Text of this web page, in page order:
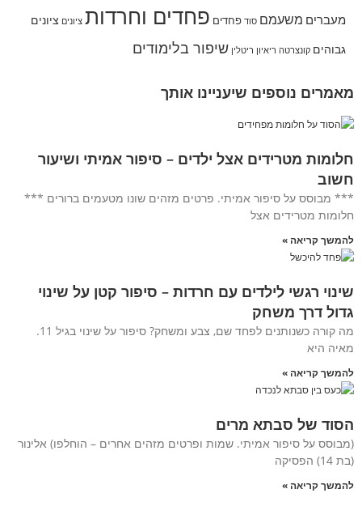
מעברים משעמם סוד פחדים פחדים וחרדות ציונים ציונים
גבוהים קונצרטה ריאיון ריטלין שיפור בלימודים
מאמרים נוספים שיעניינו אותך
חלומות מטרידים אצל ילדים – סיפור אמיתי ושיעור
חשוב
*** מבוסס על סיפור אמיתי. פרטים מזהים שונו מטעמים ברורים ***
חלומות מטרידים אצל
להמשך קריאה »
שינוי רגשי לילדים עם חרדות – סיפור קטן על שינוי
גדול דרך משחק
מה קורה כשנותנים לפחד שם, צבע ומשחק? סיפור על שינוי בגיל 11.
מאיה היא
להמשך קריאה »
הסוד של סבתא מרים
(מבוסס על סיפור אמיתי. שמות ופרטים מזהים אחרים – הוחלפו) אלינור
(בת 14) הפסיקה
להמשך קריאה »